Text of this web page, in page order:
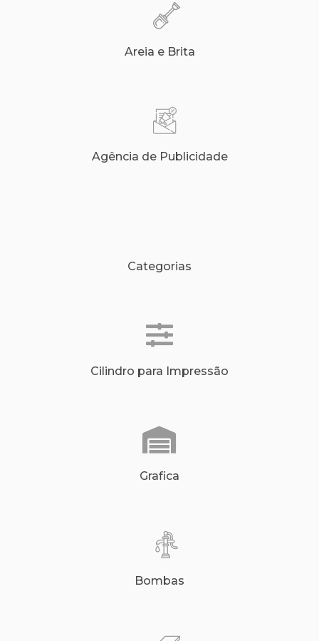
Areia e Brita
Agência de Publicidade
Categorias
Cilindro para Impressão
Grafica
Bombas